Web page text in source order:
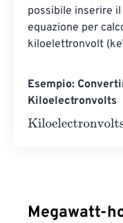
possibile inserire
equazione per
kiloelettronvolt
Esempio:
Kiloelectronvolts
Kiloelectronvolts=
Megawatt-